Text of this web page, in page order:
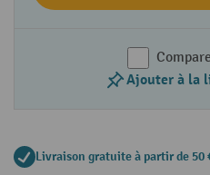
Ajouter à la
Livraison gratuite à partir de 50